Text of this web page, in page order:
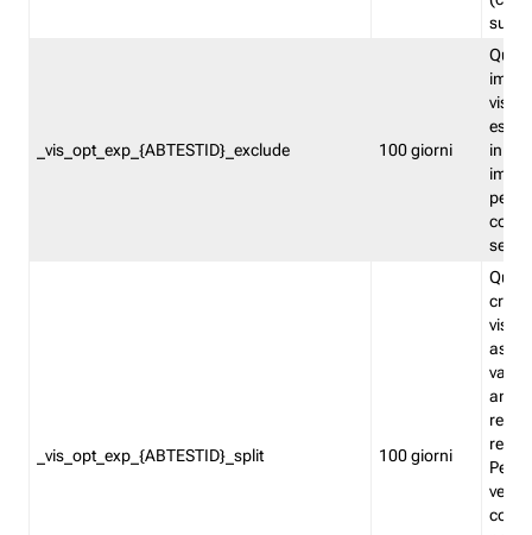
_vis_opt_exp_{ABTESTID}_exclude 100 giorni
in
_vis_opt_exp_{ABTESTID}_split 100 giorni